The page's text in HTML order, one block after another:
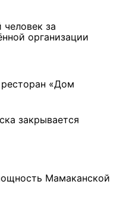
за
организации
«Дом
закрывается
Мамаканской